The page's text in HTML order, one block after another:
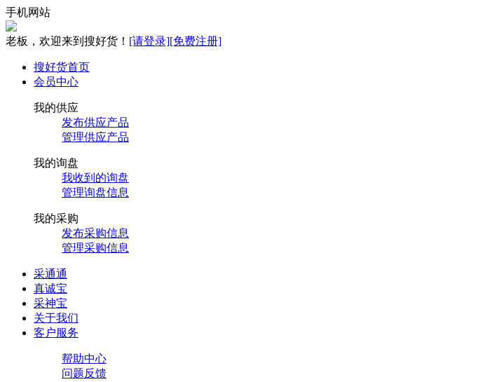
手机网站
老板，欢迎来到搜好货！ [请登录][免费注册]
搜好货首页
会员中心
我的供应
发布供应产品
管理供应产品
我的询盘
我收到的询盘
管理询盘信息
我的采购
发布采购信息
管理采购信息
采通通
真诚宝
采神宝
关于我们
客户服务
帮助中心
问题反馈